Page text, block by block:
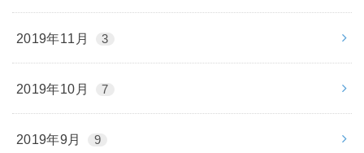
2019年11月 3
2019年10月 7
2019年9月 9